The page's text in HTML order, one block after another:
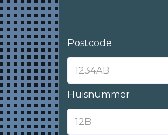
Postcode
Huisnummer